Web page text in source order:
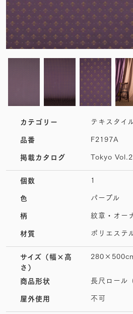
カテゴリー テキスタイ
品番 F2197A
掲載カタログ Tokyo
個数 1
色 パープル
柄 紋章・オー
材質 ポリエステ
サイズ （幅×高
さ）
商品形状 長尺ロール
屋外使用 不可